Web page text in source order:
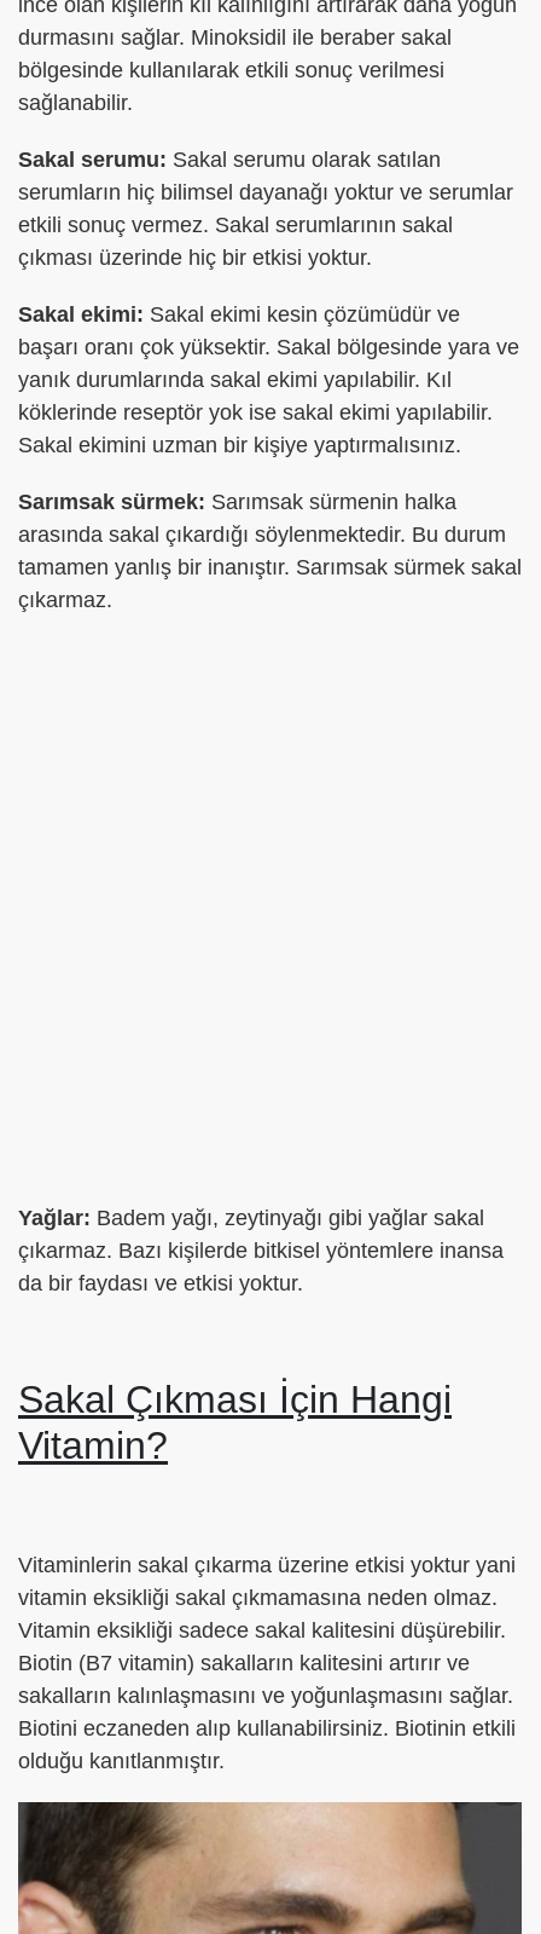
durmasını sağlar. Minoksidil ile beraber sakal
bölgesinde kullanılarak etkili sonuç verilmesi
sağlanabilir.
Sakal serumu: Sakal serumu olarak satılan
serumların hiç bilimsel dayanağı yoktur ve serumlar
etkili sonuç vermez. Sakal serumlarının sakal
çıkması üzerinde hiç bir etkisi yoktur.
Sakal ekimi: Sakal ekimi kesin çözümüdür ve
başarı oranı çok yüksektir. Sakal bölgesinde yara ve
yanık durumlarında sakal ekimi yapılabilir. Kıl
köklerinde reseptör yok ise sakal ekimi yapılabilir.
Sakal ekimini uzman bir kişiye yaptırmalısınız.
Sarımsak sürmek: Sarımsak sürmenin halka
arasında sakal çıkardığı söylenmektedir. Bu durum
tamamen yanlış bir inanıştır. Sarımsak sürmek sakal
çıkarmaz.
Yağlar: Badem yağı, zeytinyağı gibi yağlar sakal
çıkarmaz. Bazı kişilerde bitkisel yöntemlere inansa
da bir faydası ve etkisi yoktur.
Sakal Çıkması İçin Hangi
Vitamin?
Vitaminlerin sakal çıkarma üzerine etkisi yoktur yani
vitamin eksikliği sakal çıkmamasına neden olmaz.
Vitamin eksikliği sadece sakal kalitesini düşürebilir.
Biotin (B7 vitamin) sakalların kalitesini artırır ve
sakalların kalınlaşmasını ve yoğunlaşmasını sağlar.
Biotini eczaneden alıp kullanabilirsiniz. Biotinin etkili
olduğu kanıtlanmıştır.